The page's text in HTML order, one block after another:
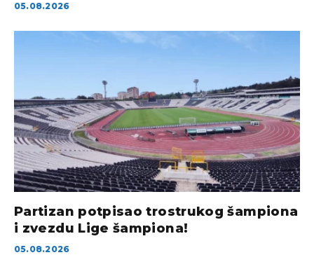
05.08.2026
Partizan potpisao trostrukog šampiona
i zvezdu Lige šampiona!
05.08.2026